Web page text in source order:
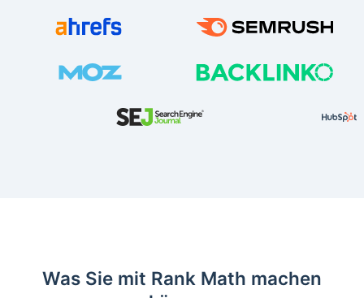
Was Sie mit Rank Math machen